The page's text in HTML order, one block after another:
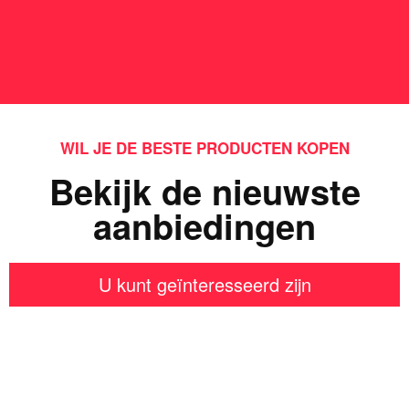
WIL JE DE BESTE PRODUCTEN KOPEN
Bekijk de nieuwste
aanbiedingen
U kunt geïnteresseerd zijn